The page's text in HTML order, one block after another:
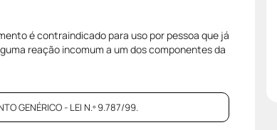
é contraindicado para uso por pessoa que já
reação incomum a um dos componentes da
GENÉRICO - LEI N.º 9.787/99.